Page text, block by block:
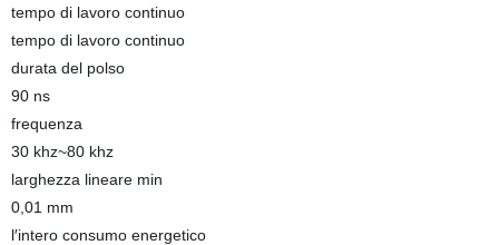
tempo di lavoro continuo
tempo di lavoro continuo
durata del polso
90 ns
frequenza
30 khz~80 khz
larghezza lineare min
0,01 mm
l′intero consumo energetico